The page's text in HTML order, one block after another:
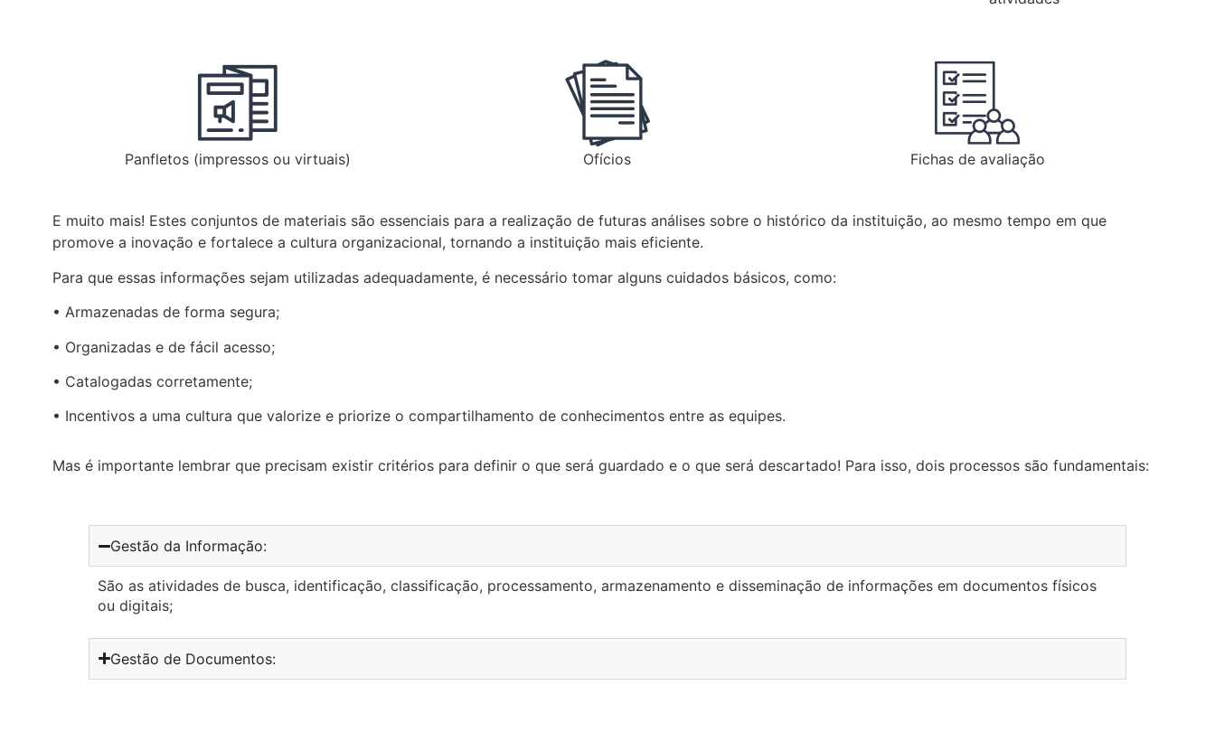
Panfletos (impressos ou virtuais) Ofícios Fichas de avaliação
E muito mais! Estes conjuntos de materiais são essenciais para a realização de futuras análises sobre o histórico da instituição, ao mesmo tempo em que
promove a inovação e fortalece a cultura organizacional, tornando a instituição mais eficiente.
Para que essas informações sejam utilizadas adequadamente, é necessário tomar alguns cuidados básicos, como:
• Armazenadas de forma segura;
• Organizadas e de fácil acesso;
• Catalogadas corretamente;
• Incentivos a uma cultura que valorize e priorize o compartilhamento de conhecimentos entre as equipes.
Mas é importante lembrar que precisam existir critérios para definir o que será guardado e o que será descartado! Para isso, dois processos são fundamentais:
Gestão da Informação:
São as atividades de busca, identificação, classificação, processamento, armazenamento e disseminação de informações em documentos físicos
ou digitais;
Gestão de Documentos: